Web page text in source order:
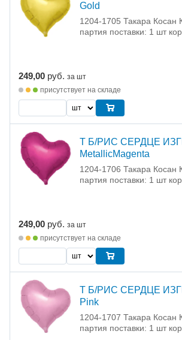
Gold
1204-1705 Такара Косан
партия поставки: 1 шт
249,00 руб. за шт
присутствует на складе
Т Б/РИС СЕРДЦЕ
MetallicMagenta
1204-1706 Такара Косан
партия поставки: 1 шт
249,00 руб. за шт
присутствует на складе
Т Б/РИС СЕРДЦЕ
Pink
1204-1707 Такара Косан
партия поставки: 1 шт